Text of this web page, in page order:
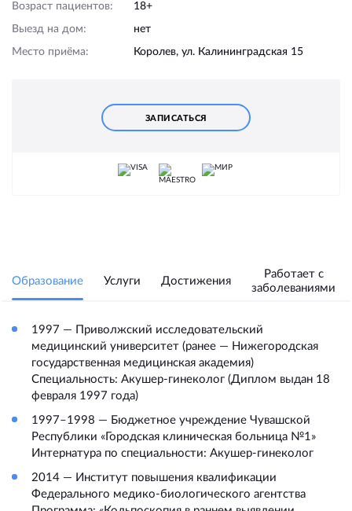
Возраст пациентов: 18+
Выезд на дом: нет
Место приёма: Королев, ул. Калининградская 15
ЗАПИСАТЬСЯ
Образование Услуги Достижения
Работает с
заболеваниями
1997 — Приволжский исследовательский
медицинский университет (ранее — Нижегородская
государственная медицинская академия)
Специальность: Акушер-гинеколог (Диплом выдан 18
февраля 1997 года)
1997–1998 — Бюджетное учреждение Чувашской
Республики «Городская клиническая больница №1»
Интернатура по специальности: Акушер-гинеколог
2014 — Институт повышения квалификации
Федерального медико-биологического агентства